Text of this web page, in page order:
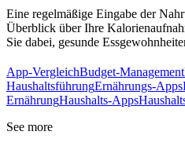
Eine regelmäßige Eingabe der
Überblick über Ihre
Sie dabei, gesunde
App-VergleichBudget-Management
HaushaltsführungErnährungs-Apps
ErnährungHaushalts-Apps
See more